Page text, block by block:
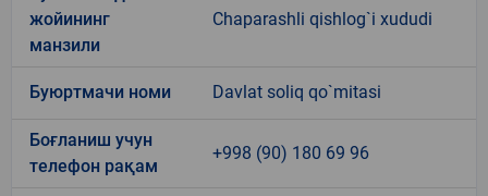
жойининг
манзили
Chaparashli qishlog`i xududi
Буюртмачи номи Davlat soliq qo`mitasi
Боғланиш учун
телефон рақам
+998 (90) 180 69 96